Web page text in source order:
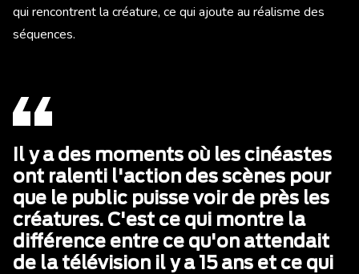
qui rencontrent la créature, ce qui ajoute au réalisme des
séquences.
Il y a des moments où les cinéastes
ont ralenti l'action des scènes pour
que le public puisse voir de près les
créatures. C'est ce qui montre la
différence entre ce qu'on attendait
de la télévision il y a 15 ans et ce qui